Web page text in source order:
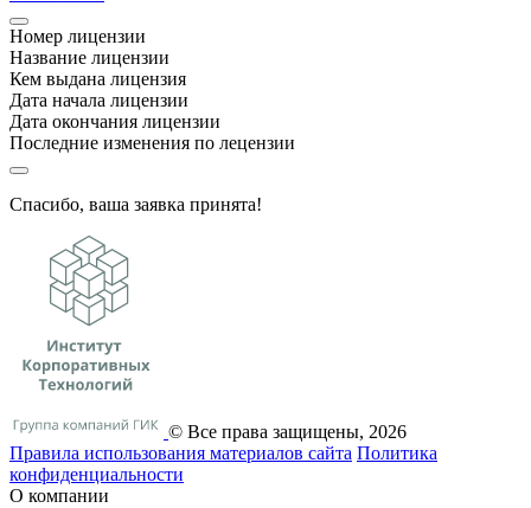
Номер лицензии
Название лицензии
Кем выдана лицензия
Дата начала лицензии
Дата окончания лицензии
Последние изменения по лецензии
Спасибо, ваша заявка принята!
© Все права защищены, 2026
Правила использования материалов сайта Политика
конфиденциальности
О компании